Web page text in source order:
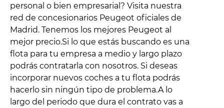
personal o bien empresarial? Visita nuestra
red de concesionarios Peugeot oficiales de
Madrid. Tenemos los mejores Peugeot al
mejor precio.Si lo que estás buscando es una
flota para tu empresa a medio y largo plazo
podrás contratarla con nosotros. Si deseas
incorporar nuevos coches a tu flota podrás
hacerlo sin ningún tipo de problema.A lo
largo del periodo que dura el contrato vas a